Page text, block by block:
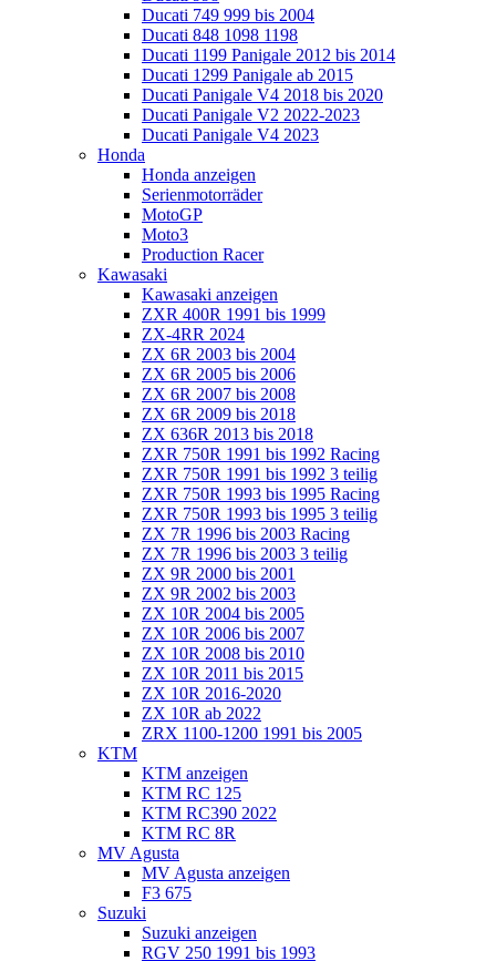
Ducati 749 999 bis 2004
Ducati 848 1098 1198
Ducati 1199 Panigale 2012 bis 2014
Ducati 1299 Panigale ab 2015
Ducati Panigale V4 2018 bis 2020
Ducati Panigale V2 2022-2023
Ducati Panigale V4 2023
Honda
Honda anzeigen
Serienmotorräder
MotoGP
Moto3
Production Racer
Kawasaki
Kawasaki anzeigen
ZXR 400R 1991 bis 1999
ZX-4RR 2024
ZX 6R 2003 bis 2004
ZX 6R 2005 bis 2006
ZX 6R 2007 bis 2008
ZX 6R 2009 bis 2018
ZX 636R 2013 bis 2018
ZXR 750R 1991 bis 1992 Racing
ZXR 750R 1991 bis 1992 3 teilig
ZXR 750R 1993 bis 1995 Racing
ZXR 750R 1993 bis 1995 3 teilig
ZX 7R 1996 bis 2003 Racing
ZX 7R 1996 bis 2003 3 teilig
ZX 9R 2000 bis 2001
ZX 9R 2002 bis 2003
ZX 10R 2004 bis 2005
ZX 10R 2006 bis 2007
ZX 10R 2008 bis 2010
ZX 10R 2011 bis 2015
ZX 10R 2016-2020
ZX 10R ab 2022
ZRX 1100-1200 1991 bis 2005
KTM
KTM anzeigen
KTM RC 125
KTM RC390 2022
KTM RC 8R
MV Agusta
MV Agusta anzeigen
F3 675
Suzuki
Suzuki anzeigen
RGV 250 1991 bis 1993